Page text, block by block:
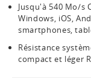
Jusqu'à 540 Mo/s
Windows, iOS,
smartphones,
Résistance
compact et léger